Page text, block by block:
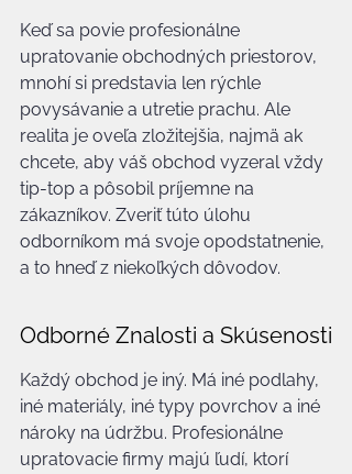
Keď sa povie profesionálne
upratovanie obchodných priestorov,
mnohí si predstavia len rýchle
povysávanie a utretie prachu. Ale
realita je oveľa zložitejšia, najmä ak
chcete, aby váš obchod vyzeral vždy
tip-top a pôsobil príjemne na
zákazníkov. Zveriť túto úlohu
odborníkom má svoje opodstatnenie,
a to hneď z niekoľkých dôvodov.
Odborné Znalosti a Skúsenosti
Každý obchod je iný. Má iné podlahy,
iné materiály, iné typy povrchov a iné
nároky na údržbu. Profesionálne
upratovacie firmy majú ľudí, ktorí